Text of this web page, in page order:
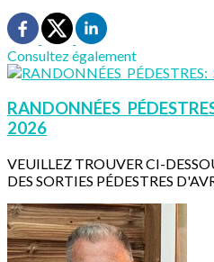
Consultez également
RANDONNÉES
2026
VEUILLEZ TROUVER CI-
DES SORTIES PÉDESTRES